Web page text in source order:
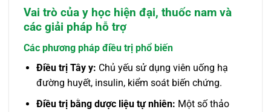
Vai trò của y học hiện đại, thuốc nam và
các giải pháp hỗ trợ
Các phương pháp điều trị phổ biến
Điều trị Tây y: Chủ yếu sử dụng viên uống hạ
đường huyết, insulin, kiểm soát biến chứng.
Điều trị bằng dược liệu tự nhiên: Một số thảo